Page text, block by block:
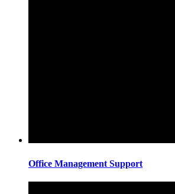
Office Management Support